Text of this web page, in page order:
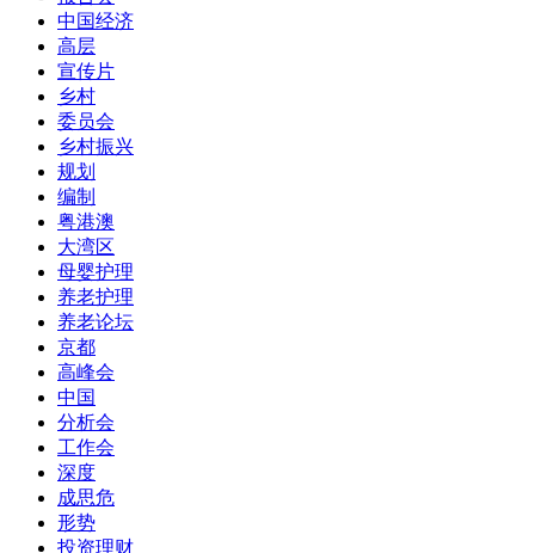
中国经济
高层
宣传片
乡村
委员会
乡村振兴
规划
编制
粤港澳
大湾区
母婴护理
养老护理
养老论坛
京都
高峰会
中国
分析会
工作会
深度
成思危
形势
投资理财